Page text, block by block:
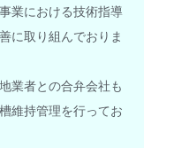
業における技術指導
に取り組んでおりま
業者との合弁会社も
維持管理を行ってお